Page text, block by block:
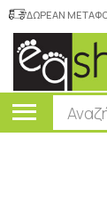
ΔΩΡΕΑΝ